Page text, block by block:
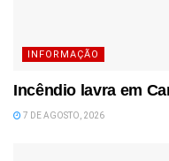
INFORMAÇÃO
Incêndio lavra em
7 DE AGOSTO, 2026